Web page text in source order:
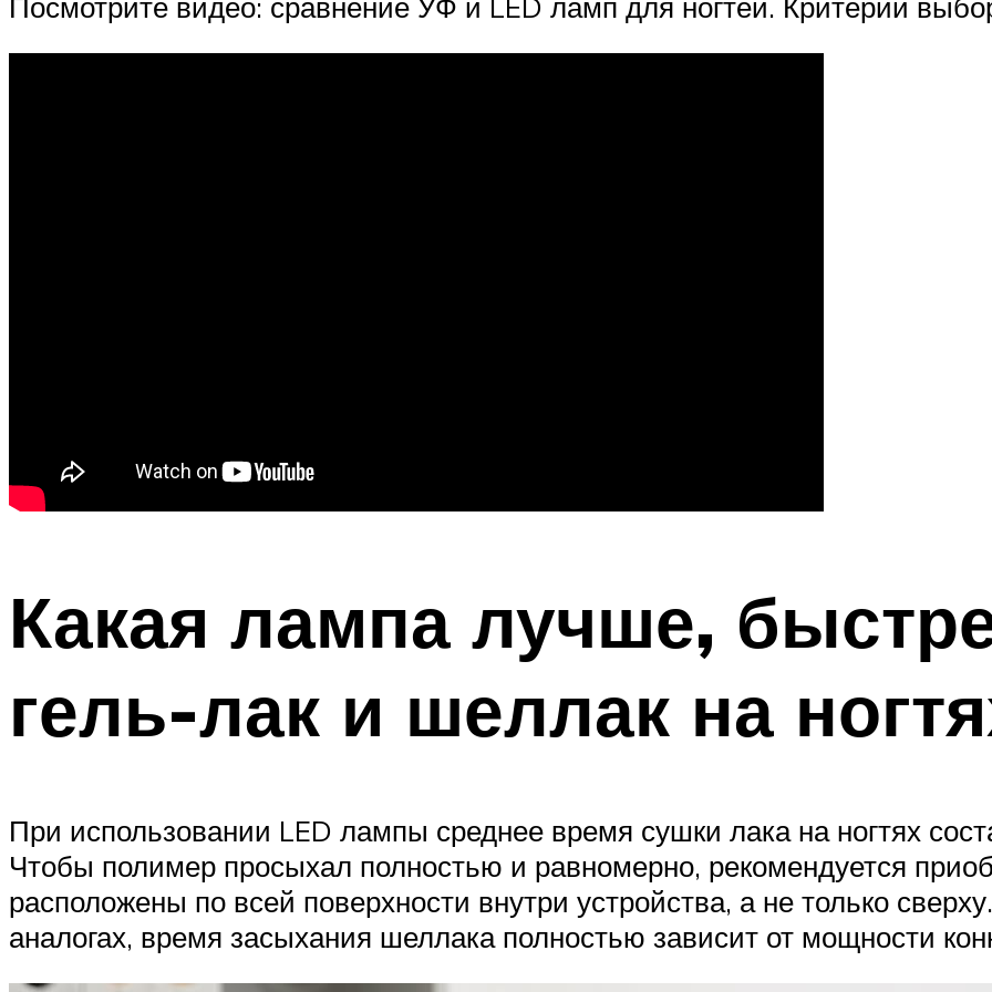
Какая лампа лучше,
гель-лак и шеллак на
При использовании LED лампы среднее время сушки лака на ногтях
Чтобы полимер просыхал полностью и равномерно, рекомендуется
расположены по всей поверхности внутри устройства, а не только
аналогах, время засыхания шеллака полностью зависит от мощности